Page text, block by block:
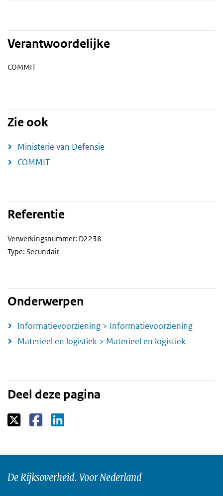
Verantwoordelijke
COMMIT
Zie ook
Ministerie van Defensie
COMMIT
Referentie
Verwerkingsnummer: D2238
Type: Secundair
Onderwerpen
Informatievoorziening > Informatievoorziening
Materieel en logistiek > Materieel en logistiek
Deel deze pagina
De Rijksoverheid. Voor Nederland